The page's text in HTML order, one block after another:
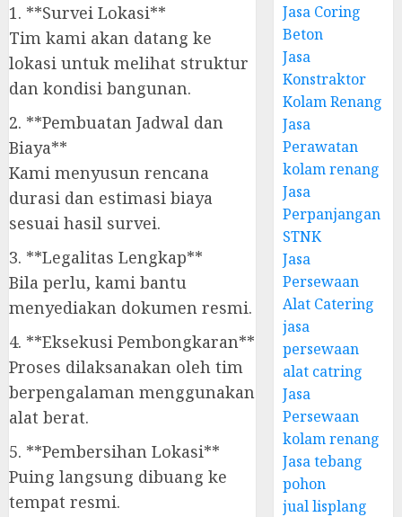
1. **Survei Lokasi**
Tim kami akan datang ke
lokasi untuk melihat struktur
dan kondisi bangunan.
2. **Pembuatan Jadwal dan
Biaya**
Kami menyusun rencana
durasi dan estimasi biaya
sesuai hasil survei.
3. **Legalitas Lengkap**
Bila perlu, kami bantu
menyediakan dokumen resmi.
4. **Eksekusi Pembongkaran**
Proses dilaksanakan oleh tim
berpengalaman menggunakan
alat berat.
5. **Pembersihan Lokasi**
Puing langsung dibuang ke
tempat resmi.
Jasa Coring
Beton
Jasa
Konstraktor
Kolam Renang
Jasa
Perawatan
kolam renang
Jasa
Perpanjangan
STNK
Jasa
Persewaan
Alat Catering
jasa
persewaan
alat catring
Jasa
Persewaan
kolam renang
Jasa tebang
pohon
jual lisplang